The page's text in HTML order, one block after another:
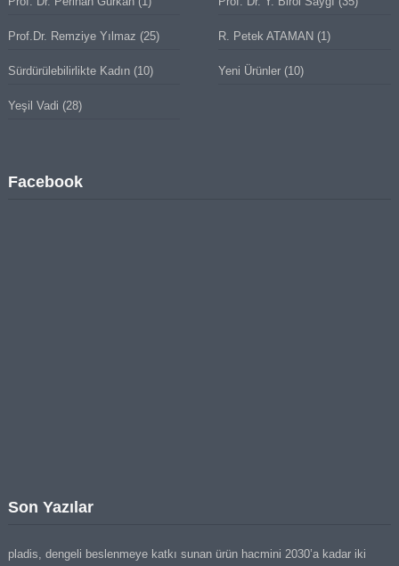
Prof.Dr. Remziye Yılmaz (25) R. Petek ATAMAN (1)
Sürdürülebilirlikte Kadın(10) Yeni Ürünler (10)
Yeşil Vadi (28)
Facebook
Son Yazılar
pladis, dengeli beslenmeye katkı sunan ürün hacmini 2030’a kadar iki